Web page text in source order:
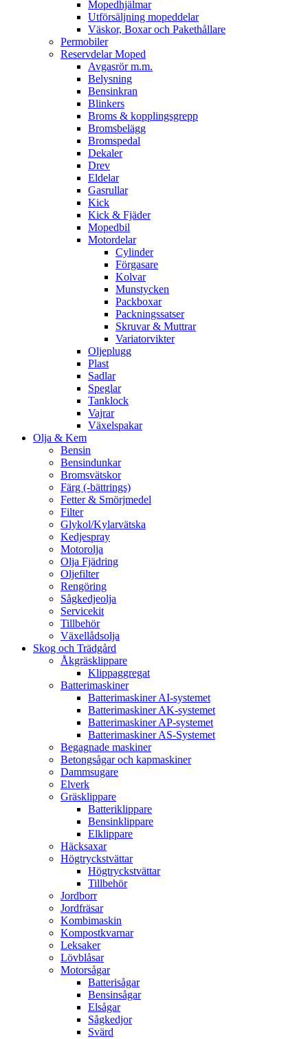
Mopedhjälmar
Utförsäljning mopeddelar
Väskor, Boxar och Pakethållare
Permobiler
Reservdelar Moped
Avgasrör m.m.
Belysning
Bensinkran
Blinkers
Broms & kopplingsgrepp
Bromsbelägg
Bromspedal
Dekaler
Drev
Eldelar
Gasrullar
Kick
Kick & Fjäder
Mopedbil
Motordelar
Cylinder
Förgasare
Kolvar
Munstycken
Packboxar
Packningssatser
Skruvar & Muttrar
Variatorvikter
Oljeplugg
Plast
Sadlar
Speglar
Tanklock
Vajrar
Växelspakar
Olja & Kem
Bensin
Bensindunkar
Bromsvätskor
Färg (-bättrings)
Fetter & Smörjmedel
Filter
Glykol/Kylarvätska
Kedjespray
Motorolja
Olja Fjädring
Oljefilter
Rengöring
Sågkedjeolja
Servicekit
Tillbehör
Växellådsolja
Skog och Trädgård
Åkgräsklippare
Klippaggregat
Batterimaskiner
Batterimaskiner AI-systemet
Batterimaskiner AK-systemet
Batterimaskiner AP-systemet
Batterimaskiner AS-Systemet
Begagnade maskiner
Betongsågar och kapmaskiner
Dammsugare
Elverk
Gräsklippare
Batteriklippare
Bensinklippare
Elklippare
Häcksaxar
Högtryckstvättar
Högtryckstvättar
Tillbehör
Jordborr
Jordfräsar
Kombimaskin
Kompostkvarnar
Leksaker
Lövblåsar
Motorsågar
Batterisågar
Bensinsågar
Elsågar
Sågkedjor
Svärd